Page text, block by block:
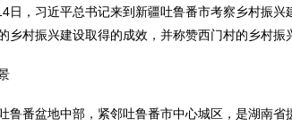
日，习近平总书记来到新疆吐鲁番市考察乡村振
乡村振兴建设取得的成效，并称赞西门村的乡村振
鲁番盆地中部，紧邻吐鲁番市中心城区，是湖南